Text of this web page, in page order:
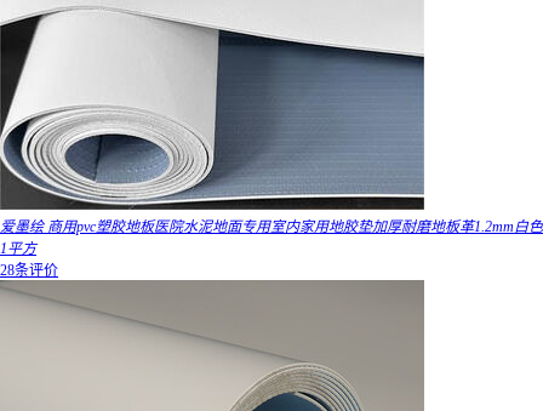
爱墨绘 商用pvc塑胶地板医院水泥地面专用室内家用地胶垫加厚耐磨地板革1.2mm白色
1平方
28条评价